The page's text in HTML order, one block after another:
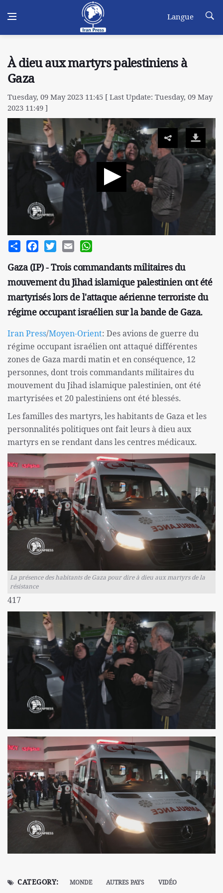
Langue
À dieu aux martyrs palestiniens à
Gaza
Tuesday, 09 May 2023 11:45 [ Last Update: Tuesday, 09 May
2023 11:49 ]
Share FacebookTwitterEmail
Gaza (IP) - Trois commandants militaires du
mouvement du Jihad islamique palestinien ont été
martyrisés lors de l'attaque aérienne terroriste du
régime occupant israélien sur la bande de Gaza.
Iran Press/Moyen-Orient: Des avions de guerre du
régime occupant israélien ont attaqué différentes
zones de Gaza mardi matin et en conséquence, 12
personnes, dont trois commandants militaires du
mouvement du Jihad islamique palestinien, ont été
martyrisées et 20 palestiniens ont été blessés.
Les familles des martyrs, les habitants de Gaza et les
personnalités politiques ont fait leurs à dieu aux
martyrs en se rendant dans les centres médicaux.
La présence des habitants de Gaza pour dire à dieu aux martyrs de la
résistance
417
CATEGORY: MONDE AUTRES PAYS VIDÉO